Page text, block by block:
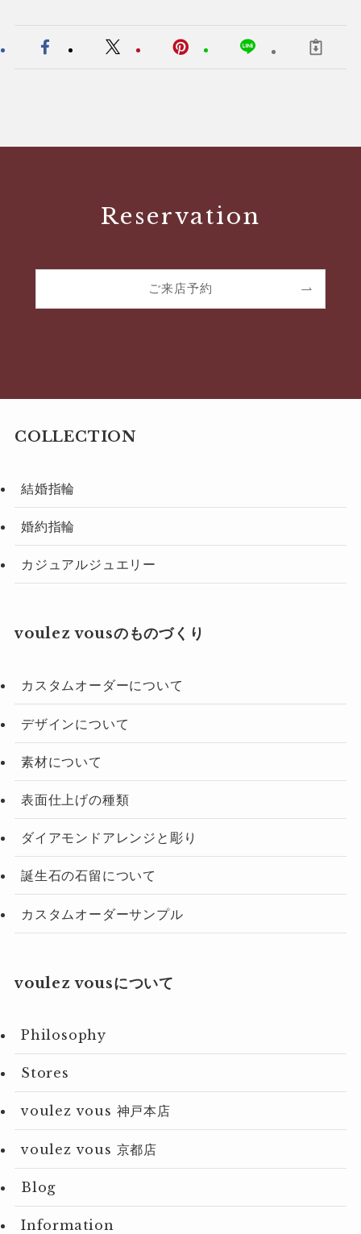
Reservation
ご来店予約
COLLECTION
結婚指輪
婚約指輪
カジュアルジュエリー
voulez vousのものづくり
カスタムオーダーについて
デザインについて
素材について
表面仕上げの種類
ダイアモンドアレンジと彫り
誕生石の石留について
カスタムオーダーサンプル
voulez vousについて
Philosophy
Stores
voulez vous 神戸本店
voulez vous 京都店
Blog
Information